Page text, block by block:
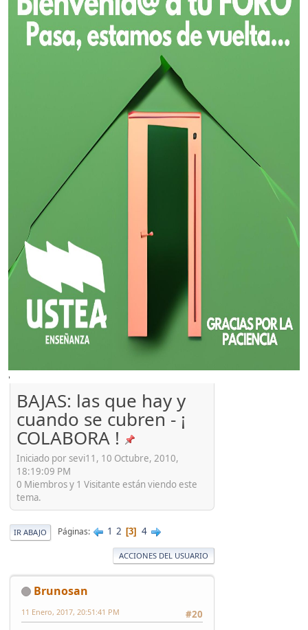
'
BAJAS: las que hay y
cuando se cubren - ¡
COLABORA !
Iniciado por sevi11, 10 Octubre, 2010,
18:19:09 PM
0 Miembros y 1 Visitante están viendo este
tema.
IR ABAJO Páginas 1 2 3 4
ACCIONES DEL USUARIO
Brunosan
#20
11 Enero, 2017, 20:51:41 PM